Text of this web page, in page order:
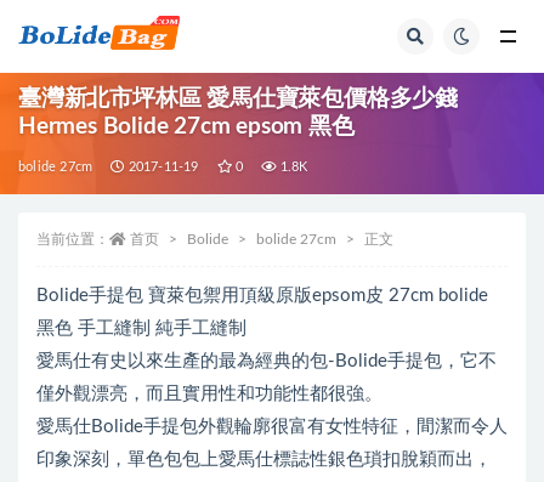
臺灣新北市坪林區 愛馬仕寶萊包價格多少錢
Hermes Bolide 27cm epsom 黑色
bolide 27cm 2017-11-19 0 1.8K
当前位置： 首页 Bolide bolide 27cm 正文
Bolide手提包 寶萊包禦用頂級原版epsom皮 27cm bolide
黑色 手工縫制 純手工縫制
愛馬仕有史以來生產的最為經典的包-Bolide手提包，它不
僅外觀漂亮，而且實用性和功能性都很強。
愛馬仕Bolide手提包外觀輪廓很富有女性特征，間潔而令人
印象深刻，單色包包上愛馬仕標誌性銀色瑣扣脫穎而出，